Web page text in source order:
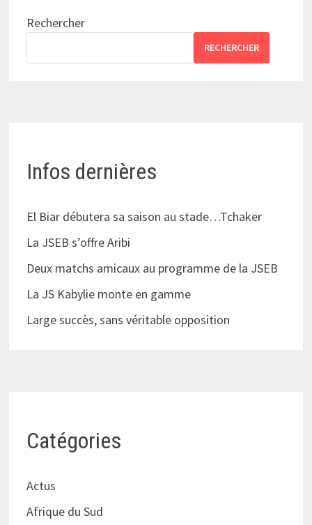
Rechercher
RECHERCHER
Infos dernières
El Biar débutera sa saison au stade…Tchaker
La JSEB s’offre Aribi
Deux matchs amicaux au programme de la JSEB
La JS Kabylie monte en gamme
Large succès, sans véritable opposition
Catégories
Actus
Afrique du Sud